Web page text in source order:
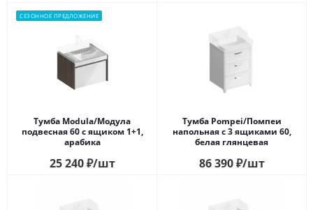
СЕЗОННОЕ ПРЕДЛОЖЕНИЕ
Тумба Modula/Модула
подвесная 60 с ящиком 1+1,
арабика
25 240₽/шт
Тумба Pompei/Помпеи
напольная с 3 ящиками 60,
белая глянцевая
86 390₽/шт